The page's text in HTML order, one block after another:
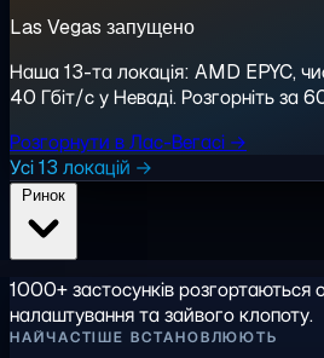
Las Vegas запущено
Наша 13-та локація: AMD EPYC,
40 Гбіт/с у Неваді. Розгорніть за
Розгорнути в Лас-Вегасі →
Усі 13 локацій →
1000+ застосунків розгортаються
налаштування та зайвого клопоту.
НАЙЧАСТІШЕ ВСТАНОВЛЮЮТЬ